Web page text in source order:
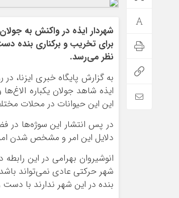
شهردار ایذه در واکنش به
برای تخریب و برکناری بنده
نظر می‌رسد.
به گزارش پایگاه خبری ایزنا،
ایذه شاهد جولان یکباره
این این حیوانات در محلات
در پس انتشار این سوژه‌ها در
دلایل این امر و مشخص شدن
انوشیروان بهرامی در این رابطه
شهر حرکتی عادی نمی‌تواند
بنده در این شهر ندارند با